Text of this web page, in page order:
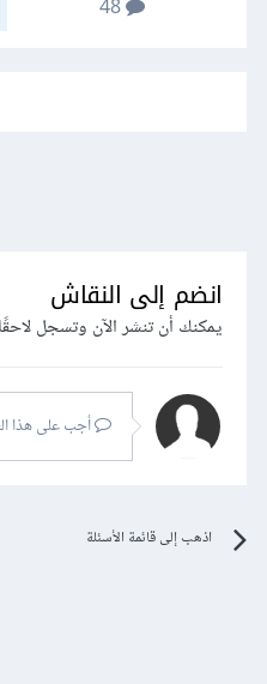
انضم إلى النقاش
يمكنك أن تنشر الآن وتسجل
أجب على هذا
اذهب إلى قائمة الأسئلة